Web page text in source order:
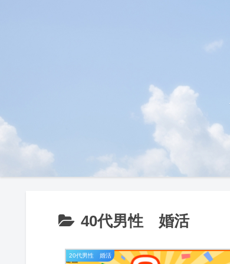
40代男性 婚活
20代男性 婚活